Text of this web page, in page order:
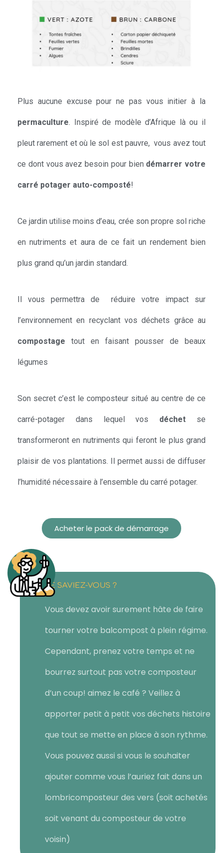
Plus aucune excuse pour ne pas vous initier à la
permaculture. Inspiré de modèle d’Afrique là ou il
pleut rarement et où le sol est pauvre, vous avez tout
ce dont vous avez besoin pour bien démarrer votre
carré potager auto-composté!
Ce jardin utilise moins d’eau, crée son propre sol riche
en nutriments et aura de ce fait un rendement bien
plus grand qu’un jardin standard.
Il vous permettra de réduire votre impact sur
l’environnement en recyclant vos déchets grâce au
compostage tout en faisant pousser de beaux
légumes
Son secret c’est le composteur situé au centre de ce
carré-potager dans lequel vos déchet se
transformeront en nutriments qui feront le plus grand
plaisir de vos plantations. Il permet aussi de diffuser
l’humidité nécessaire à l’ensemble du carré potager.
Acheter le pack de démarrage
LE SAVIEZ-VOUS ?
Vous devez avoir surement hâte de faire
tourner votre balcompost à plein régime.
Cependant, prenez votre temps et ne
bourrez surtout pas votre composteur
d’un coup! aimez le café ? Veillez à
apporter petit à petit vos déchets histoire
que tout se mette en place à son rythme.
Vous pouvez aussi si vous le souhaiter
ajouter comme vous l’auriez fait dans un
lombricomposteur des vers (soit achetés
soit venant du composteur de votre
voisin)